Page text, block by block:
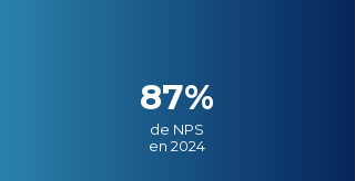
87%
de NPS
en 2024